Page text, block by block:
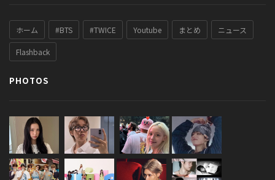
ホーム #BTS #TWICE Youtube まとめ ニュース
Flashback
PHOTOS